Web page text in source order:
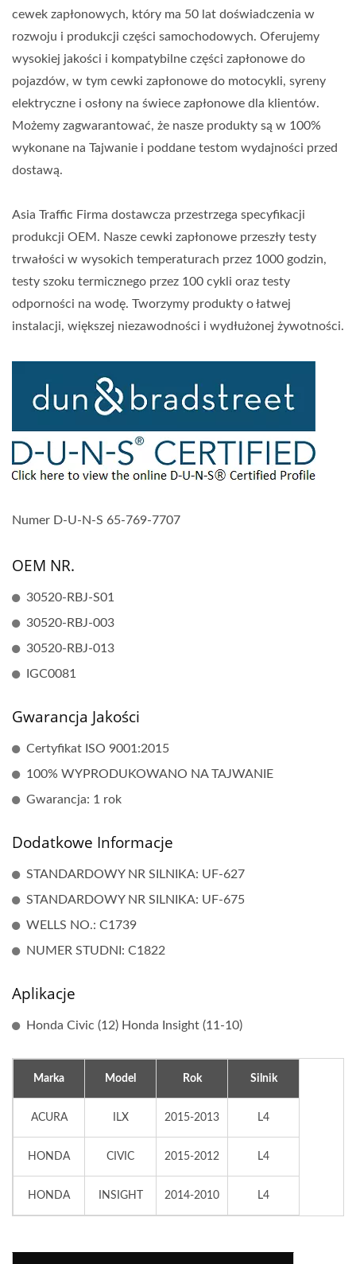
cewek zapłonowych, który ma 50 lat doświadczenia w
rozwoju i produkcji części samochodowych. Oferujemy
wysokiej jakości i kompatybilne części zapłonowe do
pojazdów, w tym cewki zapłonowe do motocykli, syreny
elektryczne i osłony na świece zapłonowe dla klientów.
Możemy zagwarantować, że nasze produkty są w 100%
wykonane na Tajwanie i poddane testom wydajności przed
dostawą.
Asia Traffic Firma dostawcza przestrzega specyfikacji
produkcji OEM. Nasze cewki zapłonowe przeszły testy
trwałości w wysokich temperaturach przez 1000 godzin,
testy szoku termicznego przez 100 cykli oraz testy
odporności na wodę. Tworzymy produkty o łatwej
instalacji, większej niezawodności i wydłużonej żywotności.
Numer D-U-N-S 65-769-7707
OEM NR.
30520-RBJ-S01
30520-RBJ-003
30520-RBJ-013
IGC0081
Gwarancja Jakości
Certyfikat ISO 9001:2015
100% WYPRODUKOWANO NA TAJWANIE
Gwarancja: 1 rok
Dodatkowe Informacje
STANDARDOWY NR SILNIKA: UF-627
STANDARDOWY NR SILNIKA: UF-675
WELLS NO.: C1739
NUMER STUDNI: C1822
Aplikacje
Honda Civic (12) Honda Insight (11-10)
Marka Model Rok Silnik
ACURA ILX 2015-2013 L4
HONDA CIVIC 2015-2012 L4
HONDA INSIGHT 2014-2010 L4